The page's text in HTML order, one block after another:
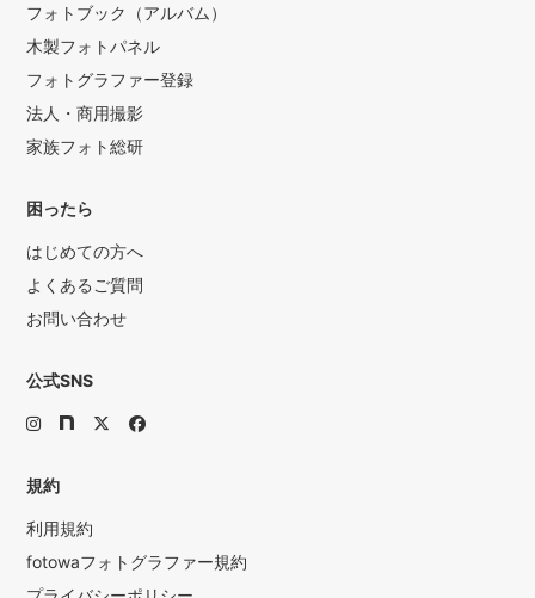
フォトブック（アルバム）
木製フォトパネル
フォトグラファー登録
法人・商用撮影
家族フォト総研
困ったら
はじめての方へ
よくあるご質問
お問い合わせ
公式SNS
規約
利用規約
fotowaフォトグラファー規約